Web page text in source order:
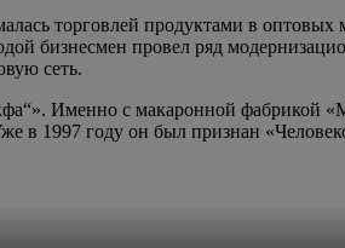
торговлей продуктами в оптовых
бизнесмен провел ряд
сеть.
Именно с макаронной фабрикой
в 1997 году он был признан